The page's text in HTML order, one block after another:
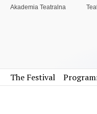
Akademia Teatralna
The Festival